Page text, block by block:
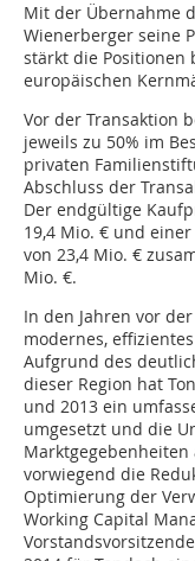
Mit der Übernahme
Wienerberger seine
stärkt die Positionen
europäischen
Vor der Transaktion
jeweils zu 50% im
privaten
Abschluss der
Der endgültige
19,4 Mio. € und
von 23,4 Mio. €
Mio. €.
In den Jahren vor
modernes,
Aufgrund des
dieser Region hat
und 2013 ein
umgesetzt und die
vorwiegend die
Optimierung der
Working Capital